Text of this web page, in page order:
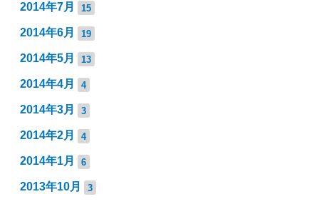
2014年7月 15
2014年6月 19
2014年5月 13
2014年4月 4
2014年3月 3
2014年2月 4
2014年1月 6
2013年10月 3